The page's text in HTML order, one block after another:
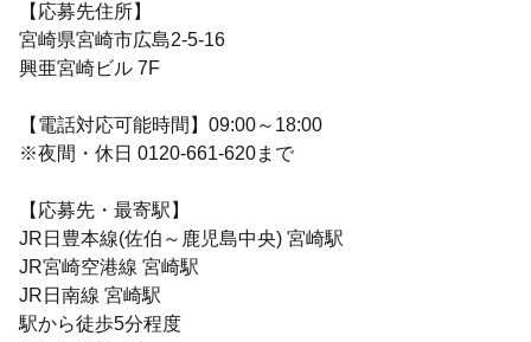
【応募先住所】
宮崎県宮崎市広島2-5-16
興亜宮崎ビル 7F
【電話対応可能時間】09:00～18:00
※夜間・休日 0120-661-620まで
【応募先・最寄駅】
JR日豊本線(佐伯～鹿児島中央) 宮崎駅
JR宮崎空港線 宮崎駅
JR日南線 宮崎駅
駅から徒歩5分程度